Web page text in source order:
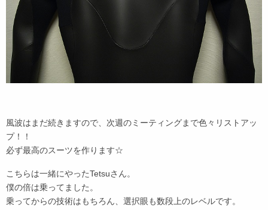
風波はまだ続きますので、次週のミーティングまで色々リストアッ
プ！！
必ず最高のスーツを作ります☆
こちらは一緒にやったTetsuさん。
僕の倍は乗ってました。
乗ってからの技術はもちろん、選択眼も数段上のレベルです。